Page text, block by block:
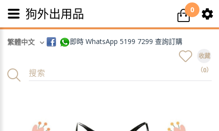
即時 WhatsApp 5199 7299 查詢訂購
繁體中文
0
收藏
（0）
狗外出用品